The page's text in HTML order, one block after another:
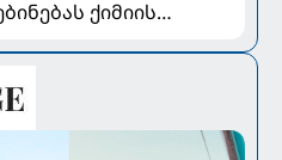
ქიმიის
ახვლედიანის